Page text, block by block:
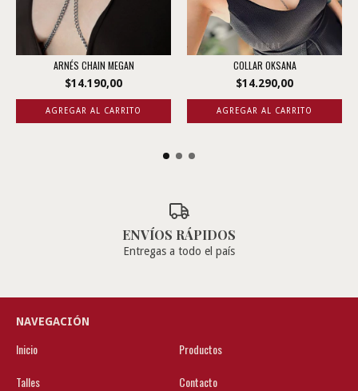
ARNÉS CHAIN MEGAN
$14.190,00
AGREGAR AL CARRITO
COLLAR OKSANA
$14.290,00
ENVÍOS RÁPIDOS
Entregas a todo el país
NAVEGACIÓN
Inicio
Productos
Talles
Contacto